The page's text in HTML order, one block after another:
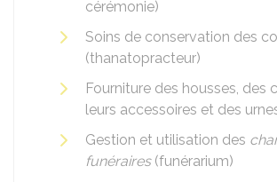
cérémonie)
Soins de conservation des
(thanatopracteur)
Fourniture des housses, des
leurs accessoires et des
Gestion et utilisation des
funéraires(funérarium)